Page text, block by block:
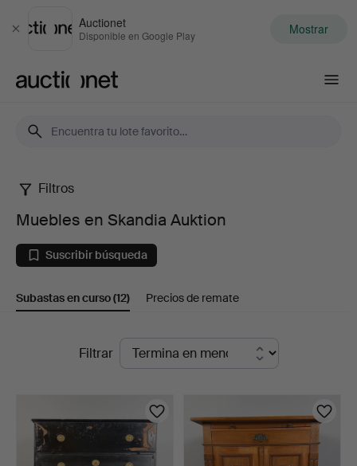
Cerrar
Auctionet
Disponible en Google Play Mostrar
Muebles
en
Skandia
Auktion
Filtros
Muebles en Skandia Auktion
Suscribir búsqueda
Subastas en curso(12) Precios de remate
SubastasFiltrar